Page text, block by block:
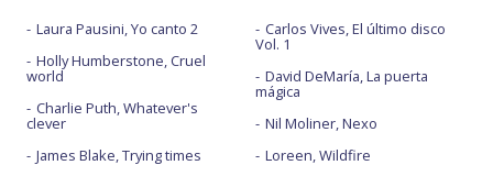
Laura Pausini, Yo canto 2
Holly Humberstone, Cruel
world
Charlie Puth, Whatever's
clever
James Blake, Trying times
Carlos Vives, El último disco
Vol. 1
David DeMaría, La puerta
mágica
Nil Moliner, Nexo
Loreen, Wildfire